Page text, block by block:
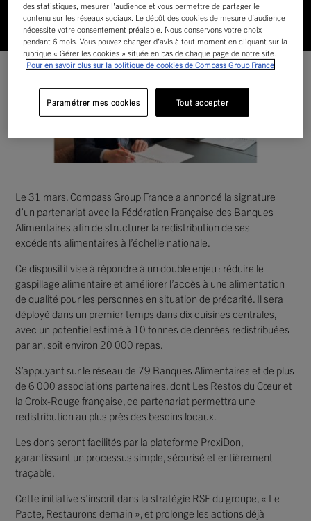
Accueil RSE
Compass Group France noue un
partenariat avec les Banques Alimentaires
Le 31 mars, Compass Group France a annoncé la signature
d’un partenariat avec la Fédération Française des Banques
Alimentaires afin de structurer la redistribution de ses
excédents alimentaires à l’échelle nationale.
Ce dispositif vise à répondre à un double enjeu : réduire le
gaspillage alimentaire et améliorer l’accès à une alimentation
de qualité pour les personnes en situation de précarité. Il sera
déployé dans un premier temps dans dix cuisines centrales,
avec un potentiel estimé à 10 tonnes de denrées redistribuées
par an, soit environ 20 000 repas.
S’appuyant sur le réseau de 79 Banques Alimentaires et de plus
de 6 000 associations partenaires, dont Les Restos du Cœur et
la Croix-Rouge française, ce partenariat permettra une
redistribution au plus près des besoins locaux.
Les dons seront facilités par la plateforme ProxiDon,
garantissant un processus simple, sécurisé et entièrement
traçable.
Cette initiative s’inscrit dans la stratégie RSE du groupe, « Le
Pacte, Restaurons demain », et prolonge les actions déjà
des statistiques, mesurer l'audience et vous permettre de partager le
contenu sur les réseaux sociaux. Le dépôt des cookies de mesure d’audience
nécessite votre consentement préalable. Nous conservons votre choix
pendant 6 mois. Vous pouvez changer d’avis à tout moment en cliquant sur la
rubrique « Gérer les cookies » située en bas de chaque page de notre site.
Pour en savoir plus sur la politique de cookies de Compass Group France
Tout accepter
Paramétrer mes cookies